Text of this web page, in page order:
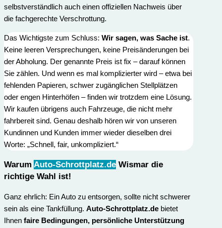
selbstverständlich auch einen offiziellen Nachweis über
die fachgerechte Verschrottung.
Das Wichtigste zum Schluss: Wir sagen, was Sache ist.
Keine leeren Versprechungen, keine Preisänderungen bei
der Abholung. Der genannte Preis ist fix – darauf können
Sie zählen. Und wenn es mal komplizierter wird – etwa bei
fehlenden Papieren, schwer zugänglichen Stellplätzen
oder engen Hinterhöfen – finden wir trotzdem eine Lösung.
Wir kaufen übrigens auch Fahrzeuge, die nicht mehr
fahrbereit sind. Genau deshalb hören wir von unseren
Kundinnen und Kunden immer wieder dieselben drei
Worte: „Schnell, fair, unkompliziert.“
Warum Auto-Schrottplatz.de Wismar die
richtige Wahl ist!
Ganz ehrlich: Ein Auto zu entsorgen, sollte nicht schwerer
sein als eine Tankfüllung. Auto-Schrottplatz.de bietet
Ihnen faire Bedingungen, persönliche Unterstützung